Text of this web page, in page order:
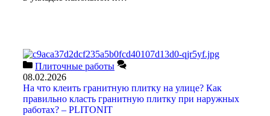
Плиточные работы
08.02.2026
На что клеить гранитную плитку на улице? Как
правильно класть гранитную плитку при наружных
работах? – PLITONIT